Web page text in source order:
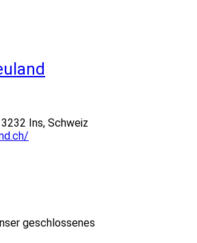
Ins, Schweiz
geschlossenes